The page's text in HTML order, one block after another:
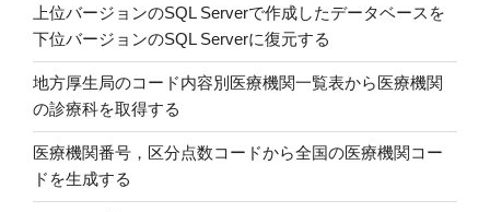
油
の
推
移
を
概
観
す
上位バージョンのSQL Serverで作成したデータベースを
下位バージョンのSQL Serverに復元する
地方厚生局のコード内容別医療機関一覧表から医療機関
の診療科を取得する
医療機関番号，区分点数コードから全国の医療機関コー
ドを生成する